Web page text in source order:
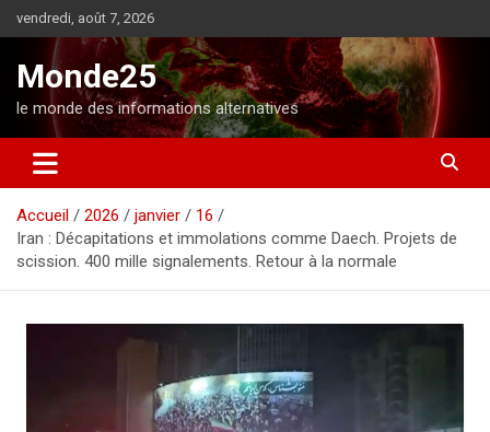
l
o
n
vendredi, août 7, 2026
Monde25
le monde des informations alternatives
Accueil 2026 janvier
16
Iran : Décapitations et immolations comme Daech. Projets de
scission. 400 mille signalements. Retour à la normale